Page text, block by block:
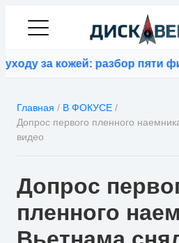
за кожей: разбор пяти
Главная / В ФОКУСЕ /
Допрос первого пленного
видео
Допрос
пленного